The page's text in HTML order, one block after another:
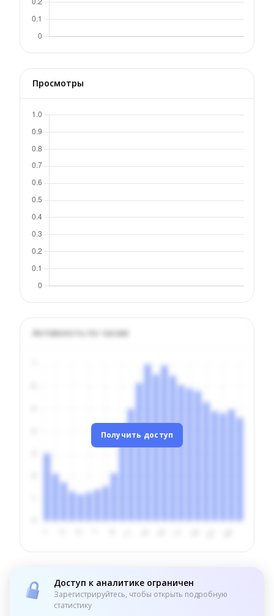
Просмотры
Активность по часам
Получить доступ
Доступ к аналитике ограничен
Зарегистрируйтесь, чтобы открыть подробную
статистику